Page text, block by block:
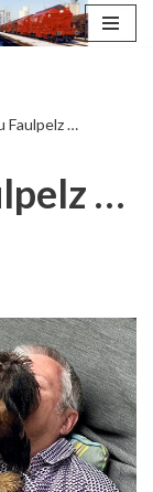
Faulpelz …
…